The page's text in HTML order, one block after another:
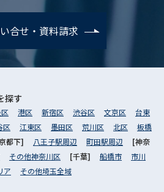
合せ・資料請求
探す
港区 新宿区 渋谷区 文京区
台東
区 江東区 墨田区 荒川区 北区
板橋
都下] 八王子駅周辺 町田駅周辺
[神奈
その他神奈川区 [千葉] 船橋市
市川
ア その他埼玉全域